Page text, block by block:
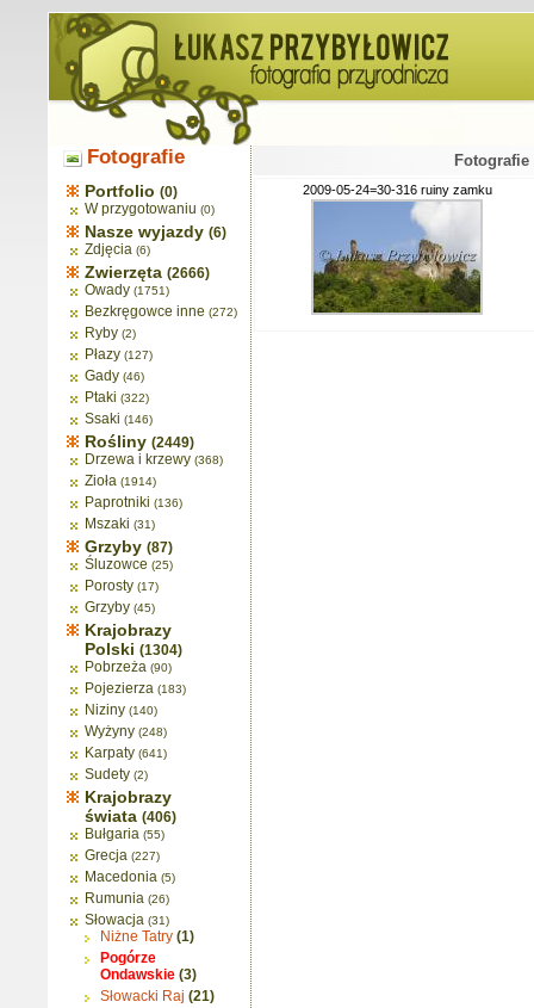
Fotografie
Portfolio (0)
W przygotowaniu (0)
Nasze wyjazdy (6)
Zdjęcia (6)
Zwierzęta (2666)
Owady (1751)
Bezkręgowce inne (272)
Ryby (2)
Płazy (127)
Gady (46)
Ptaki (322)
Ssaki (146)
Rośliny (2449)
Drzewa i krzewy (368)
Zioła (1914)
Paprotniki (136)
Mszaki (31)
Grzyby (87)
Śluzowce (25)
Porosty (17)
Grzyby (45)
Krajobrazy
Polski (1304)
Pobrzeża (90)
Pojezierza (183)
Niziny (140)
Wyżyny (248)
Karpaty (641)
Sudety (2)
Krajobrazy
świata (406)
Bułgaria (55)
Grecja (227)
Macedonia (5)
Rumunia (26)
Słowacja (31)
Niżne Tatry (1)
Pogórze
Ondawskie (3)
Słowacki Raj (21)
Fotografie
2009-05-24=30-316 ruiny zamku